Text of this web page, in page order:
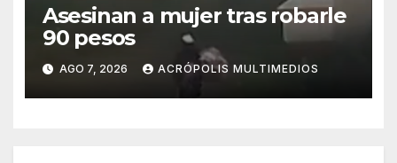
Asesinan a mujer tras robarle
90 pesos
AGO 7, 2026 ACRÓPOLIS MULTIMEDIOS